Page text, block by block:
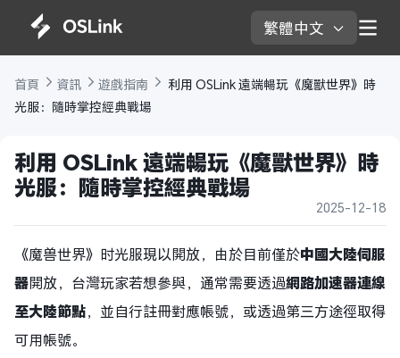
繁體中文
首頁 資訊 遊戲指南
利用 OSLink 遠端暢玩《魔獸世界》時
光服：隨時掌控經典戰場
利用 OSLink 遠端暢玩《魔獸世界》時
光服：隨時掌控經典戰場
2025-12-18
《魔兽世界》时光服現以開放，由於目前僅於中國大陸伺服
器開放，台灣玩家若想參與，通常需要透過網路加速器連線
至大陸節點，並自行註冊對應帳號，或透過第三方途徑取得
可用帳號。